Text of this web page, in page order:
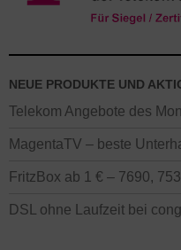
NEUE PRODUKTE UND
Telekom Angebote des
MagentaTV – beste
FritzBox ab 1 € – 7690,
DSL ohne Laufzeit bei